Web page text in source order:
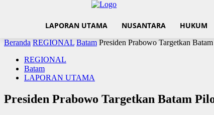
LAPORAN UTAMA NUSANTARA HUKUM
Beranda REGIONAL Batam Presiden Prabowo Targetkan
REGIONAL
Batam
LAPORAN UTAMA
Presiden Prabowo Targetkan Batam